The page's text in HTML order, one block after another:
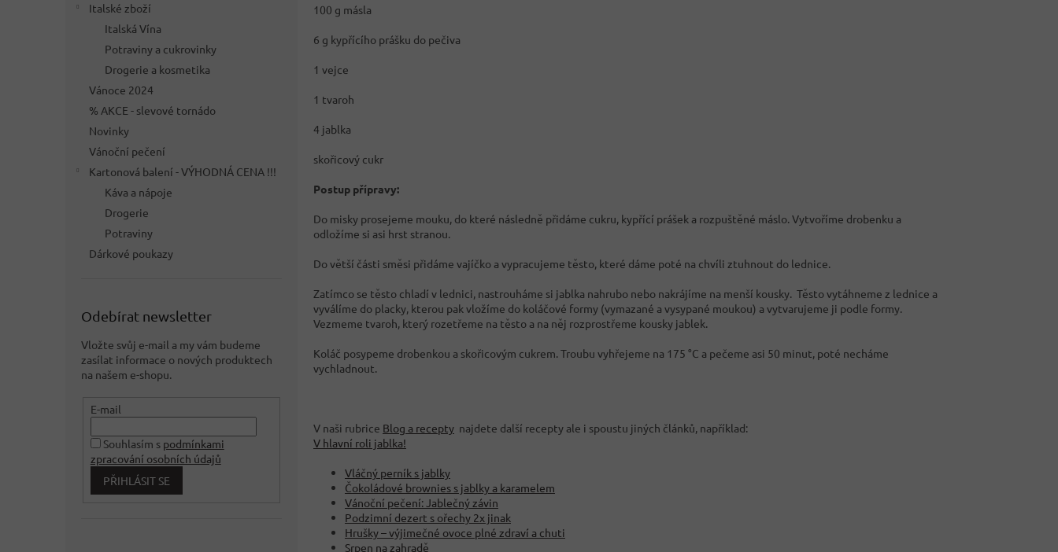
Italské zboží
Italská Vína
Potraviny a cukrovinky
Drogerie a kosmetika
Vánoce 2024
% AKCE - slevové tornádo
Novinky
Vánoční pečení
Kartonová balení - VÝHODNÁ CENA !!!
Káva a nápoje
Drogerie
Potraviny
Dárkové poukazy
Odebírat newsletter
Vložte svůj e-mail a my vám budeme
zasílat informace o nových produktech
na našem e-shopu.
E-mail
Souhlasím s podmínkami
zpracování osobních údajů
PŘIHLÁSIT SE
100 g másla
6 g kypřícího prášku do pečiva
1 vejce
1 tvaroh
4 jablka
skořicový cukr
Postup přípravy:
Do misky prosejeme mouku, do které následně přidáme cukru, kypřící prášek a rozpuštěné máslo. Vytvoříme drobenku a
odložíme si asi hrst stranou.
Do větší části směsi přidáme vajíčko a vypracujeme těsto, které dáme poté na chvíli ztuhnout do lednice.
Zatímco se těsto chladí v lednici, nastrouháme si jablka nahrubo nebo nakrájíme na menší kousky. Těsto vytáhneme z lednice a
vyválíme do placky, kterou pak vložíme do koláčové formy (vymazané a vysypané moukou) a vytvarujeme ji podle formy.
Vezmeme tvaroh, který rozetřeme na těsto a na něj rozprostřeme kousky jablek.
Koláč posypeme drobenkou a skořicovým cukrem. Troubu vyhřejeme na 175 °C a pečeme asi 50 minut, poté necháme
vychladnout.
V naši rubrice Blog a recepty najdete další recepty ale i spoustu jiných článků, například:
V hlavní roli jablka!
Vláčný perník s jablky
Čokoládové brownies s jablky a karamelem
Vánoční pečení: Jablečný závin
Podzimní dezert s ořechy 2x jinak
Hrušky – výjimečné ovoce plné zdraví a chuti
Srpen na zahradě